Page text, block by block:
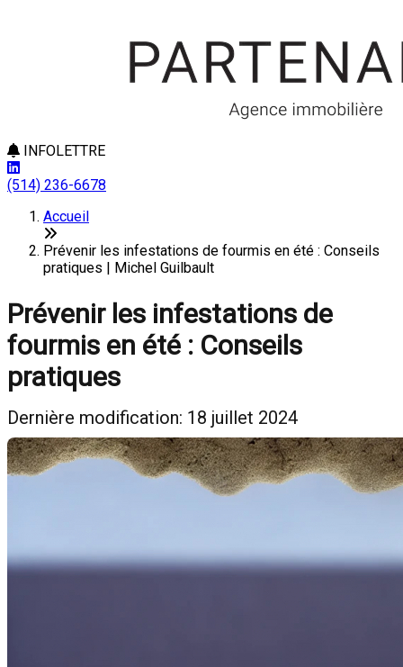
INFOLETTRE
(514) 236-6678
Accueil
Prévenir les infestations de fourmis en été : Conseils
pratiques | Michel Guilbault
Prévenir les infestations de
fourmis en été : Conseils
pratiques
Dernière modification: 18 juillet 2024